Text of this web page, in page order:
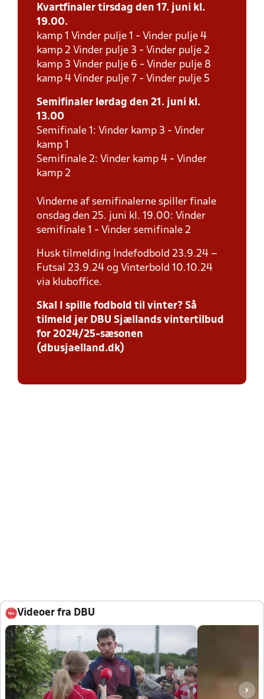
Kvartfinaler tirsdag den 17. juni kl.
19.00.
kamp 1 Vinder pulje 1 - Vinder pulje 4
kamp 2 Vinder pulje 3 - Vinder pulje 2
kamp 3 Vinder pulje 6 - Vinder pulje 8
kamp 4 Vinder pulje 7 - Vinder pulje 5
Semifinaler lørdag den 21. juni kl.
13.00
Semifinale 1: Vinder kamp 3 - Vinder
kamp 1
Semifinale 2: Vinder kamp 4 - Vinder
kamp 2
Vinderne af semifinalerne spiller finale
onsdag den 25. juni kl. 19.00: Vinder
semifinale 1 - Vinder semifinale 2
Husk tilmelding Indefodbold 23.9.24 –
Futsal 23.9.24 og Vinterbold 10.10.24
via kluboffice.
Skal I spille fodbold til vinter? Så
tilmeld jer DBU Sjællands vintertilbud
for 2024/25-sæsonen
(dbusjaelland.dk)
Videoer fra DBU